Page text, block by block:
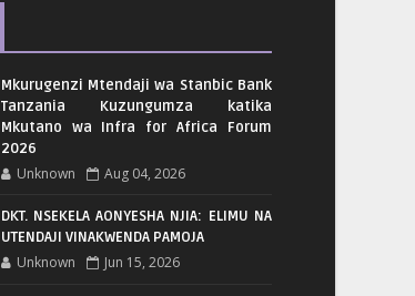
Mkurugenzi Mtendaji wa Stanbic Bank
Tanzania Kuzungumza katika
Mkutano wa Infra for Africa Forum
2026
Unknown Aug 04, 2026
DKT. NSEKELA AONYESHA NJIA: ELIMU NA
UTENDAJI VINAKWENDA PAMOJA
Unknown Jun 15, 2026